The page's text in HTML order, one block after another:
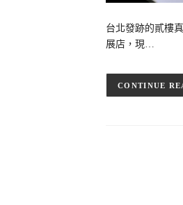
台北發跡的貳樓
展店，現…
CONTINUE